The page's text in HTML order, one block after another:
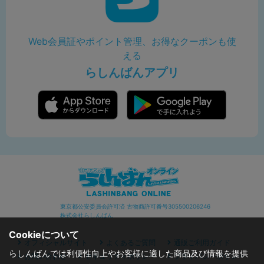
Web会員証やポイント管理、お得なクーポンも使
える
らしんばんアプリ
東京都公安委員会許可済 古物商許可番号305500206246
株式会社らしんばん
オフィシャルサイト よくあるご質問
通販ご利用ガイド
お問い合わせ
セキュリティポリシー プライバシーポリシー
Cookieについて
らしんばんでは利便性向上やお客様に適した商品及び情報を提供